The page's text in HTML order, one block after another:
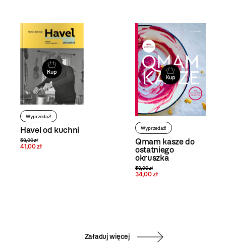
Kup
Wyprzedaż!
Havel od kuchni
59,00 zł
41,00 zł
Kup
Wyprzedaż!
Qmam kasze do
ostatniego
okruszka
59,90 zł
34,00 zł
Załaduj więcej